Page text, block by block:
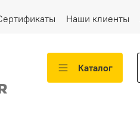
Наши клиенты
Каталог